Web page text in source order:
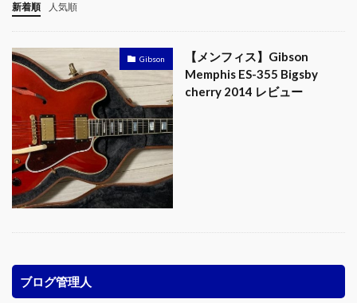
新着順 人気順
Gibson
【メンフィス】Gibson
Memphis ES-355 Bigsby
cherry 2014 レビュー
ブログ管理人